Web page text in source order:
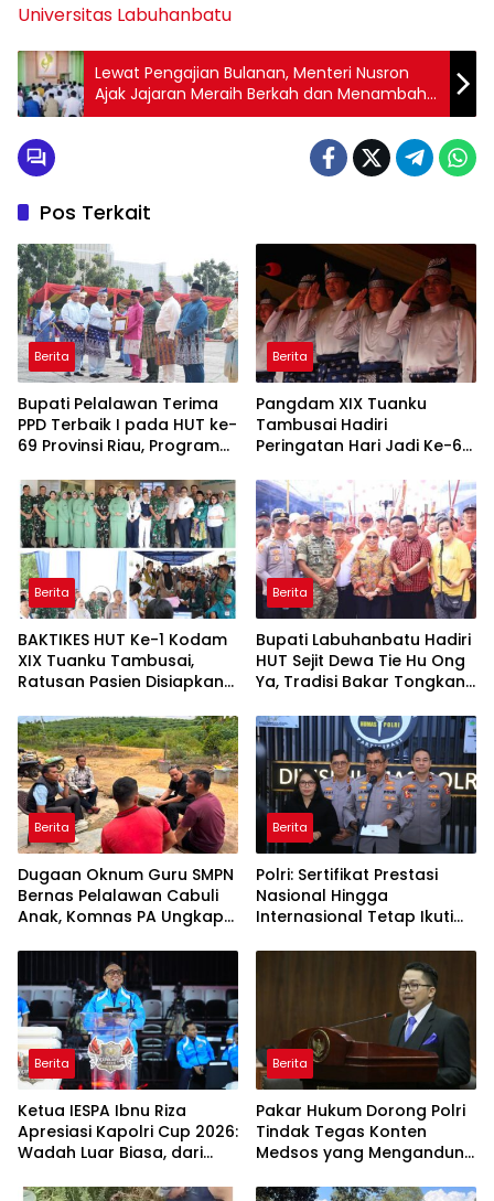
Universitas Labuhanbatu
Lewat Pengajian Bulanan, Menteri Nusron
Ajak Jajaran Meraih Berkah dan Menambah
Ilmu Agama
Pos Terkait
Berita
Bupati Pelalawan Terima
PPD Terbaik I pada HUT ke-
69 Provinsi Riau, Program
Sorotan
Berita
Pangdam XIX Tuanku
Tambusai Hadiri
Peringatan Hari Jadi Ke-69
Berita
BAKTIKES HUT Ke-1 Kodam
XIX Tuanku Tambusai,
Ratusan Pasien Disiapkan
Berita
Bupati Labuhanbatu Hadiri
HUT Sejit Dewa Tie Hu Ong
Ya, Tradisi Bakar Tongkang
Berita
Dugaan Oknum Guru SMPN
Bernas Pelalawan Cabuli
Anak, Komnas PA Ungkap
Polres Sejak Juli
Berita
Polri: Sertifikat Prestasi
Nasional Hingga
Internasional Tetap Ikuti
Rekrutmen Polri
Berita
Ketua IESPA Ibnu Riza
Apresiasi Kapolri Cup 2026:
Wadah Luar Biasa, dari
Nasional
Berita
Pakar Hukum Dorong Polri
Tindak Tegas Konten
Medsos yang Mengandung